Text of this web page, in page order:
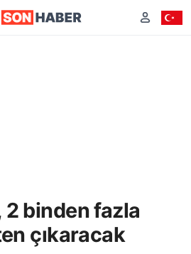
2 binden fazla
çıkaracak